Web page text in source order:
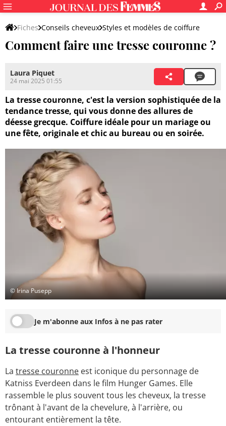
Fiches Conseils cheveux Styles et modèles de coiffure
Tutos de coiffure
Comment faire une tresse couronne ?
Laura Piquet
24 mai 2025 01:55
La tresse couronne, c'est la version sophistiquée de la
tendance tresse, qui vous donne des allures de
déesse grecque. Coiffure idéale pour un mariage ou
une fête, originale et chic au bureau ou en soirée.
© Irina Pusepp
Je m'abonne aux Infos à ne pas rater
La tresse couronne à l'honneur
La tresse couronne est iconique du personnage de
Katniss Everdeen dans le film Hunger Games. Elle
rassemble le plus souvent tous les cheveux, la tresse
trônant à l'avant de la chevelure, à l'arrière, ou
entourant entièrement la tête.